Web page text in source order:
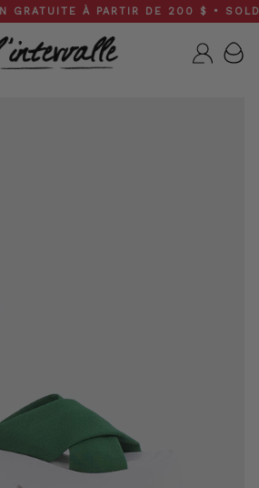
À PARTIR DE 200 $ •